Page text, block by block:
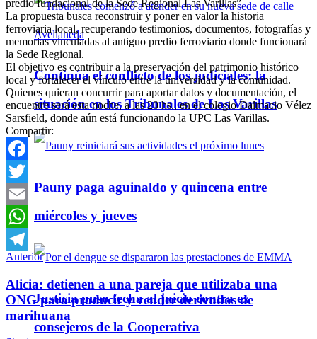
Continúa el conflicto de los judiciales: la
situación en los Tribunales de Las Varillas
Pauny paga aguinaldo y quincena entre
miércoles y jueves
Justicia puso fecha al juicio contra ex
consejeros de la Cooperativa
predio fundacional de la Sede Regional Las Varillas”.
La propuesta busca reconstruir y poner en valor la historia
ferroviaria local, recuperando testimonios, documentos, fotografías y
memorias vinculadas al antiguo predio ferroviario donde funcionará
la Sede Regional.
El objetivo es contribuir a la preservación del patrimonio histórico
local y fortalecer el vínculo entre la universidad y la comunidad.
Quienes quieran concurrir para aportar datos y documentación, el
encuentre será esta noche, a las 20 hs., en el colegio Dalmacio Vélez
Sarsfield, donde aún está funcionando la UPC Las Varillas.
Compartir:
Facebook
Twitter
Email
WhatsApp
Telegram
Anterior
Alicia: detienen a una pareja que utilizaba una
ONG para producir y vender derivados de
marihuana